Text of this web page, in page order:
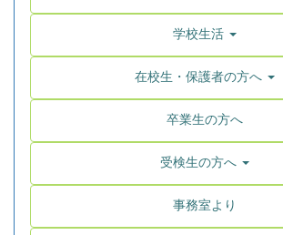
学校生活
在校生・保護者の方へ
卒業生の方へ
受検生の方へ
事務室より